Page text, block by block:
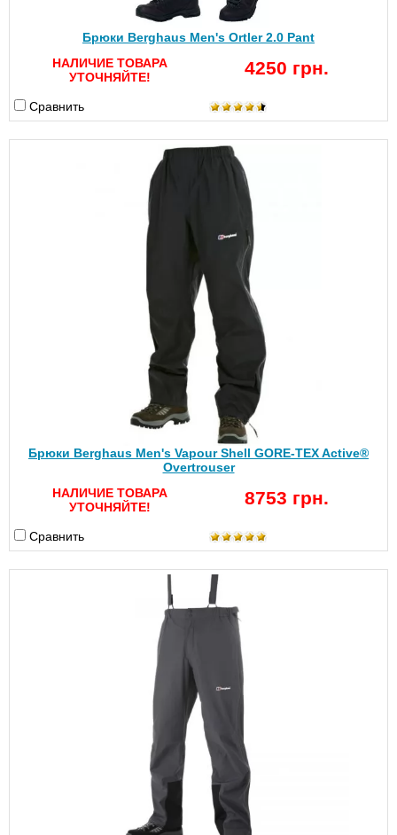
Брюки Berghaus Men's Ortler 2.0 Pant
НАЛИЧИЕ ТОВАРА
УТОЧНЯЙТЕ!
4250 грн.
Сравнить
Брюки Berghaus Men's Vapour Shell GORE-TEX Active®
Overtrouser
НАЛИЧИЕ ТОВАРА
УТОЧНЯЙТЕ!
8753 грн.
Сравнить